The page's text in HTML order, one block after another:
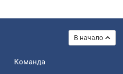
В начало
Команда